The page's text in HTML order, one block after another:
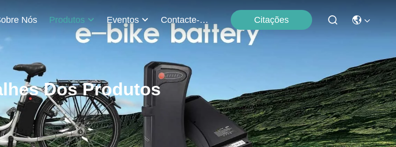
Nós Produtos Eventos Contacte-Nos Citações
Dos Produtos